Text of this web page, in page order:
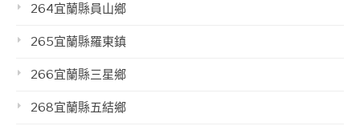
264宜蘭縣員山鄉
265宜蘭縣羅東鎮
266宜蘭縣三星鄉
268宜蘭縣五結鄉